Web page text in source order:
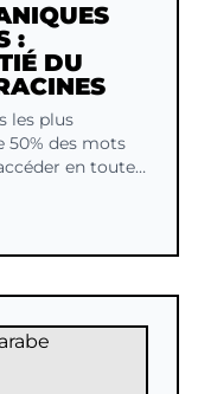
:
DU
les plus
50% des mots
en toute